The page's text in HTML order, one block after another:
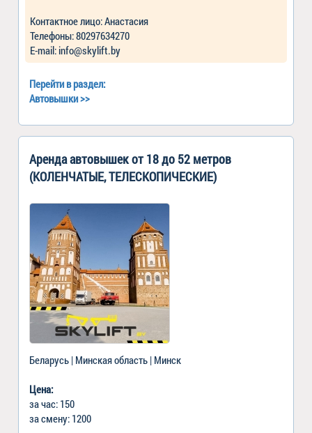
Контактное лицо: Анастасия
Телефоны: 80297634270
Е-mail: info@skylift.by
Перейти в раздел:
Автовышки>>
Аренда автовышек от 18 до 52 метров
(КОЛЕНЧАТЫЕ, ТЕЛЕСКОПИЧЕСКИЕ)
Беларусь | Минская область | Минск
Цена:
за час: 150
за смену: 1200